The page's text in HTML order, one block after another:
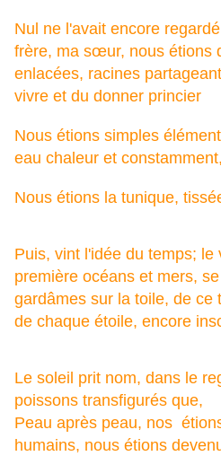
Nul ne l'avait encore
frère, ma sœur, nous étions
enlacées, racines
vivre et du donner princier
Nous étions simples
eau chaleur et c
Nous étions la tunique, t
Puis, vint l'idée du temps; l e
première océans et mers, s
gardâmes sur la toile, de ce
de chaque étoile, encore
Le soleil prit nom, dans le
poissons transfigurés que,
Peau après peau, nos
humains, nous étions